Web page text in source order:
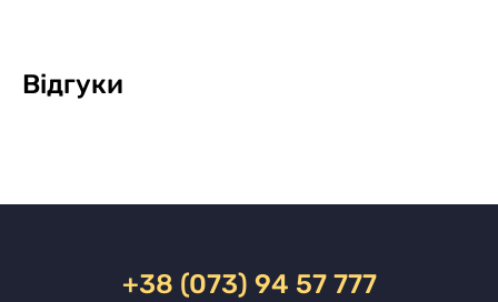
Відгуки
+38 (073) 94 57 777